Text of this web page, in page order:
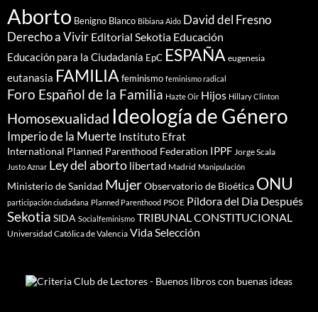
Aborto Benigno Blanco Bibiana Aido David del Fresno
Derecho a Vivir Editorial Sekotia Educación
Educación para la Ciudadanía EpC ESPAÑA eugenesia
eutanasia FAMILIA feminismo feminismo radical
Foro Español de la Familia Hazte Oir Hijos Hillary Clinton
Homosexualidad Ideología de Género
Imperio de la Muerte Instituto Efrat
International Planned Parenthood Federation IPPF Jorge Scala
Justo Aznar Ley del aborto libertad Madrid Manipulación
Ministerio de Sanidad MujerObservatorio de Bioética ONU
participación ciudadana Planned Parenthood PSOE Píldora del Dia Después
Sekotia SIDA Socialfeminismo TRIBUNAL CONSTITUCIONAL
Universidad Católica de Valencia Vida Selección